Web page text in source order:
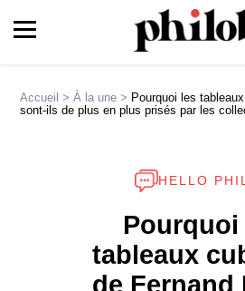
Accueil >À la une > Pourquoi les
sont-ils de plus en plus prisés par les
HELLO
Pourquoi
tableaux
de Fernand